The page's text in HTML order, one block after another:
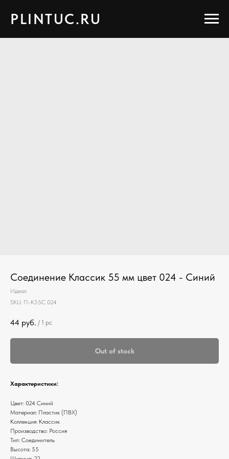
PLINTUC.RU
Соединение Классик 55 мм цвет 024 - Синий
Идеал
SKU: П-К55С 024
44 руб. / 1 pc
Out of stock
Характеристики:
Цвет: 024 Синий
Материал: Пластик (ПВХ)
Коллекция: Классик
Производство: Россия
Тип: Соединитель
Высота: 55